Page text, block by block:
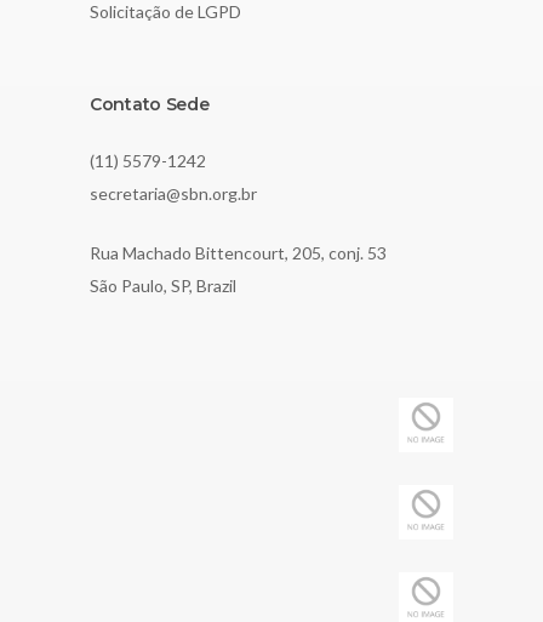
Solicitação de LGPD
Contato Sede
(11) 5579-1242
secretaria@sbn.org.br
Rua Machado Bittencourt, 205, conj. 53
São Paulo, SP, Brazil